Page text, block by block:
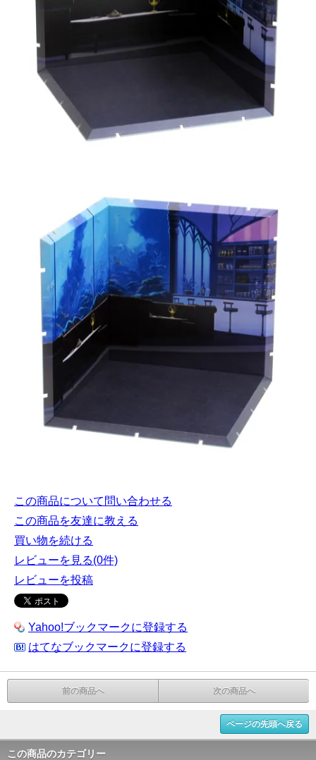
この商品について問い合わせる
この商品を友達に教える
買い物を続ける
レビューを見る(0件)
レビューを投稿
Yahoo!ブックマークに登録する
はてなブックマークに登録する
前の商品へ 次の商品へ
ページの先頭へ戻る
この商品のカテゴリー